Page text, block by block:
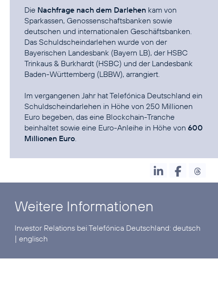
Die Nachfrage nach dem Darlehen kam von
Sparkassen, Genossenschaftsbanken sowie
deutschen und internationalen Geschäftsbanken.
Das Schuldscheindarlehen wurde von der
Bayerischen Landesbank (Bayern LB), der HSBC
Trinkaus & Burkhardt (HSBC) und der Landesbank
Baden-Württemberg (LBBW), arrangiert.
Im vergangenen Jahr hat Telefónica Deutschland ein
Schuldscheindarlehen in Höhe von 250 Millionen
Euro begeben, das eine Blockchain-Tranche
beinhaltet sowie eine Euro-Anleihe in Höhe von 600
Millionen Euro
Weitere Informationen
Investor Relations bei Telefónica Deutschland: deutsch
| englisch